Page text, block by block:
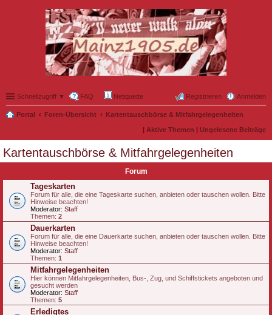
Schnellzugriff ▼ FAQ Netiquette Anmelden
Registrieren
Portal Foren-Übersicht Kartentauschbörse & Mitfahrgelegenheiten
| Aktive Themen | Ungelesene Beiträge
Kartentauschbörse & Mitfahrgelegenheiten
Forum
Tageskarten
Forum für alle, die eine Tageskarte suchen, anbieten oder tauschen wollen. Bitte
Hinweise beachten!
Moderator: Staff
Themen: 2
Dauerkarten
Forum für alle, die eine Dauerkarte suchen, anbieten oder tauschen wollen. Bitte
Hinweise beachten!
Moderator: Staff
Themen: 1
Mitfahrgelegenheiten
Hier können Mitfahrgelegenheiten, Bus-, Zug, und Schiffstickets angeboten und
gesucht werden
Moderator: Staff
Themen: 5
Erledigtes